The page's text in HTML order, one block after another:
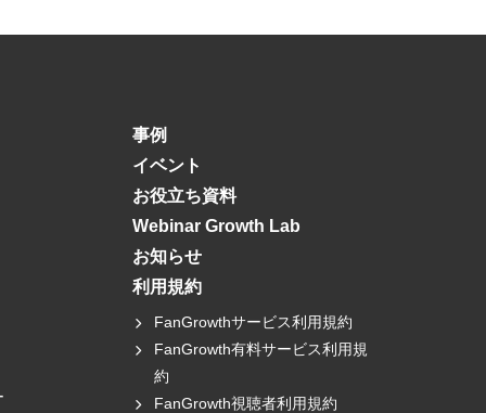
事例
イベント
お役立ち資料
Webinar Growth Lab
お知らせ
利用規約
FanGrowthサービス利用規約
FanGrowth有料サービス利用規
約
FanGrowth視聴者利用規約